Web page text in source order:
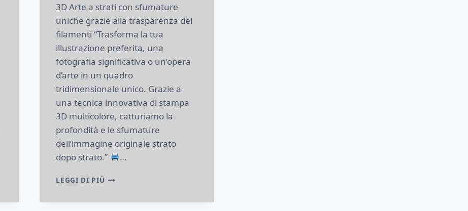
3D Arte a strati con sfumature
uniche grazie alla trasparenza dei
filamenti “Trasforma la tua
illustrazione preferita, una
fotografia significativa o un’opera
d’arte in un quadro
tridimensionale unico. Grazie a
una tecnica innovativa di stampa
3D multicolore, catturiamo la
profondità e le sfumature
dell’immagine originale strato
dopo strato.”
…
LEGGI DI PIÙ STAMPA